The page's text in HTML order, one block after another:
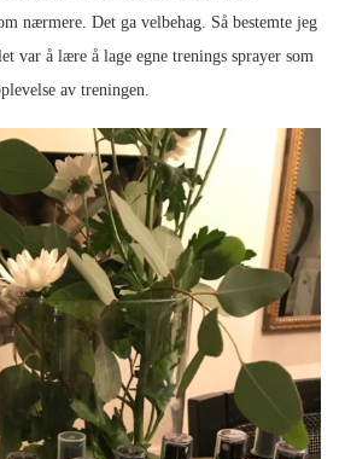
nærmere. Det ga velbehag. Så bestemte jeg
var å lære å lage egne trenings sprayer som
av treningen.